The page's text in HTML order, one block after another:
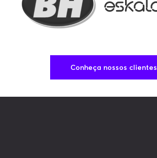
Conheça nossos clientes